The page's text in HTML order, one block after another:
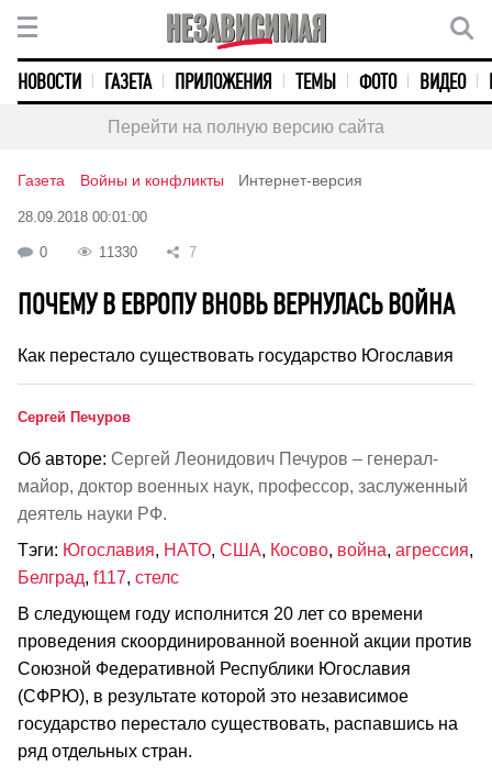
НОВОСТИ ГАЗЕТА ПРИЛОЖЕНИЯ ТЕМЫ ФОТО ВИДЕО
Перейти на полную версию сайта
Газета Войны и конфликты Интернет-версия
28.09.2018 00:01:00
0 11330 7
ПОЧЕМУ В ЕВРОПУ ВНОВЬ ВЕРНУЛАСЬ ВОЙНА
Как перестало существовать государство Югославия
Сергей Печуров
Об авторе: Сергей Леонидович Печуров – генерал-
майор, доктор военных наук, профессор, заслуженный
деятель науки РФ.
Тэги: Югославия, НАТО, США, Косово, война, агрессия,
Белград, f117, стелс
В следующем году исполнится 20 лет со времени
проведения скоординированной военной акции против
Союзной Федеративной Республики Югославия
(СФРЮ), в результате которой это независимое
государство перестало существовать, распавшись на
ряд отдельных стран.